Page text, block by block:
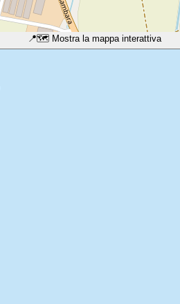
📍🗺️ Mostra la mappa interattiva